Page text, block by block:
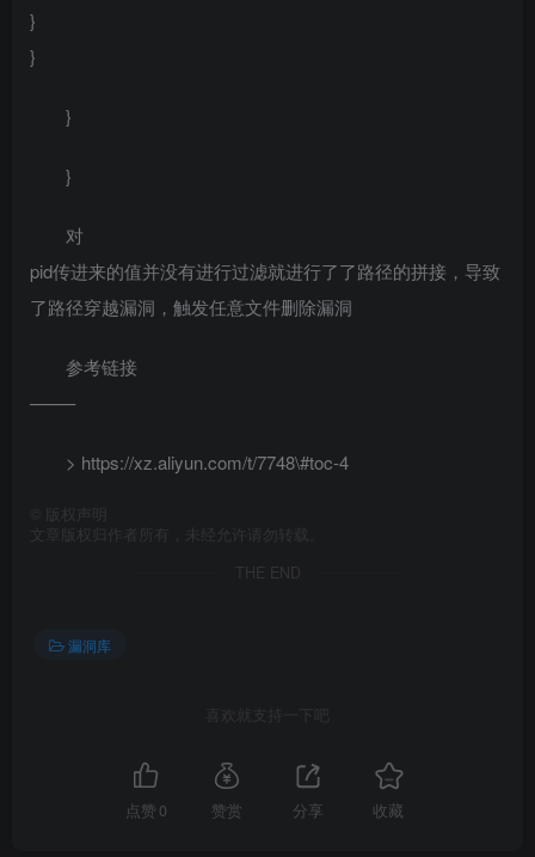
}
}
}
}
对
pid传进来的值并没有进行过滤就进行了了路径的拼接，导致
了路径穿越漏洞，触发任意文件删除漏洞
参考链接
——–
> https://xz.aliyun.com/t/7748\#toc-4
版权声明
文章版权归作者所有，未经允许请勿转载。
THE END
漏洞库
喜欢就支持一下吧
点赞 0 赞赏 分享 收藏